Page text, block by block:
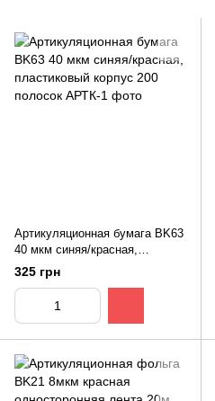
Артикуляционная бумага BK63
40 мкм синяя/красная,
пластиковый корпус 200
полосок
325 грн